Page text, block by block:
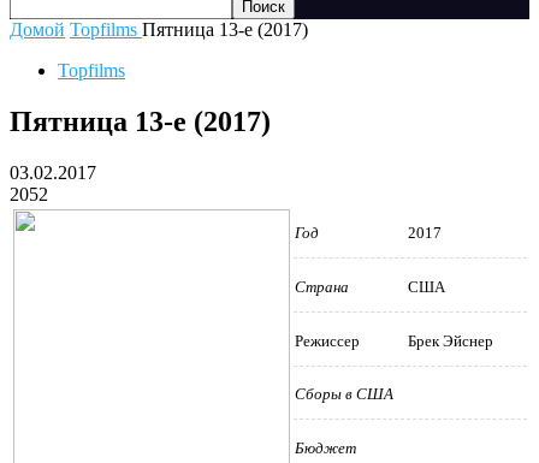
Домой Topfilms Пятница 13-е (2017)
Topfilms
Пятница 13-е (2017)
03.02.2017
2052
Год 2017
Страна США
Режиссер Брек Эйснер
Сборы в США
Бюджет